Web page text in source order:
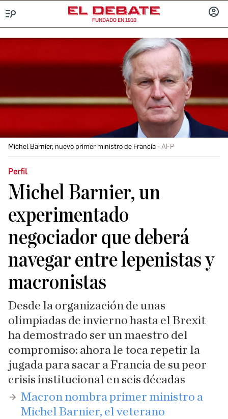
FUNDADO EN 1910
Michel Barnier, nuevo primer ministro de Francia AFP
Perfil
Michel Barnier, un
experimentado
negociador que deberá
navegar entre lepenistas y
macronistas
Desde la organización de unas
olimpiadas de invierno hasta el Brexit
ha demostrado ser un maestro del
compromiso: ahora le toca repetir la
jugada para sacar a Francia de su peor
crisis institucional en seis décadas
Macron nombra primer ministro a
Michel Barnier, el veterano